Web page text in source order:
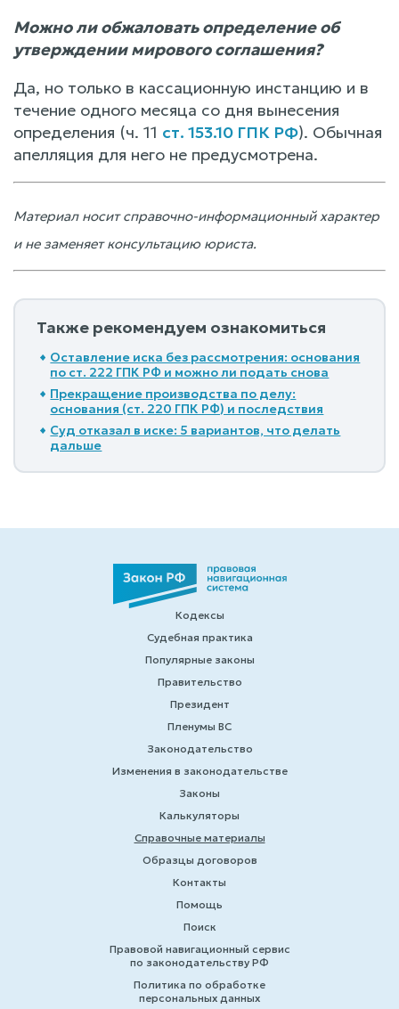
Можно ли обжаловать определение об
утверждении мирового соглашения?
Да, но только в кассационную инстанцию и в
течение одного месяца со дня вынесения
определения (ч. 11 ст. 153.10 ГПК РФ). Обычная
апелляция для него не предусмотрена.
Материал носит справочно-информационный характер
и не заменяет консультацию юриста.
Также рекомендуем ознакомиться
Оставление иска без рассмотрения: основания
по ст. 222 ГПК РФ и можно ли подать снова
Прекращение производства по делу:
основания (ст. 220 ГПК РФ) и последствия
Суд отказал в иске: 5 вариантов, что делать
дальше
Кодексы
Судебная практика
Популярные законы
Правительство
Президент
Пленумы ВС
Законодательство
Изменения в законодательстве
Законы
Калькуляторы
Справочные материалы
Образцы договоров
Контакты
Помощь
Поиск
Правовой навигационный сервис
по законодательству РФ
Политика по обработке
персональных данных